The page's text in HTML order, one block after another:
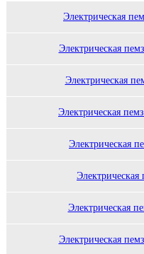
Электрическая
Электрическая
Электрическая
Электрическая
Электрическая
Электрическая
Электрическая